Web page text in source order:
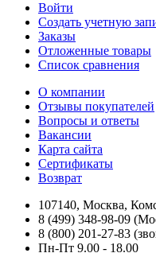
Войти
Создать учетную
Заказы
Отложенные товары
Список сравнения
О компании
Отзывы покупателей
Вопросы и ответы
Вакансии
Карта сайта
Сертификаты
Возврат
107140, Москва,
8 (499) 348-98-09
8 (800) 201-27-83
Пн-Пт 9.00 - 18.00